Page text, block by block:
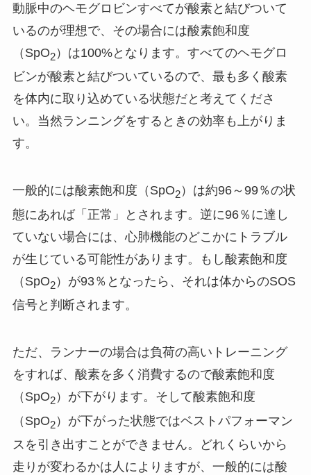
動脈中のヘモグロビンすべてが酸素と結びついて
いるのが理想で、その場合には酸素飽和度
（SpO2）は100%となります。すべてのヘモグロ
ビンが酸素と結びついているので、最も多く酸素
を体内に取り込めている状態だと考えてくださ
い。当然ランニングをするときの効率も上がりま
す。
一般的には酸素飽和度（SpO2）は約96～99％の状
態にあれば「正常」とされます。逆に96％に達し
ていない場合には、心肺機能のどこかにトラブル
が生じている可能性があります。もし酸素飽和度
（SpO2）が93％となったら、それは体からのSOS
信号と判断されます。
ただ、ランナーの場合は負荷の高いトレーニング
をすれば、酸素を多く消費するので酸素飽和度
（SpO2）が下がります。そして酸素飽和度
（SpO2）が下がった状態ではベストパフォーマン
スを引き出すことができません。どれくらいから
走りが変わるかは人によりますが、一般的には酸